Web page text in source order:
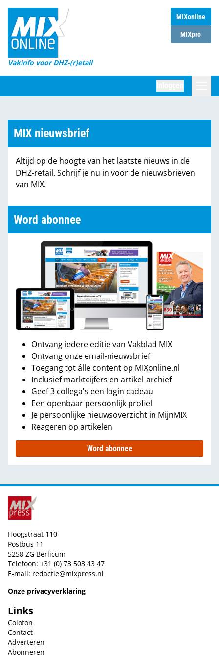
MIXonline
MIXpro
Vakinfo voor DHZ-(r)etail
Home
Magazines
DHZ Sessie
Marktcijfers
Partners
MIX nieuwsbrief
Altijd op de hoogte van het laatste nieuws in de
DHZ-retail. Schrijf je nu in voor de nieuwsbrieven
van MIX.
Word abonnee
Ontvang iedere editie van Vakblad MIX
Ontvang onze email-nieuwsbrief
Toegang tot álle content op MIXonline.nl
Inclusief marktcijfers en artikel-archief
Geef 3 collega's een login cadeau
Een openbaar persoonlijk profiel
Je persoonlijke nieuwsoverzicht in MijnMIX
Reageren op artikelen
Word abonnee
Hoogstraat 110
Postbus 11
5258 ZG Berlicum
Telefoon: +31 (0) 73 503 43 47
E-mail: redactie@mixpress.nl
Onze privacyverklaring
Links
Colofon
Contact
Adverteren
Abonneren